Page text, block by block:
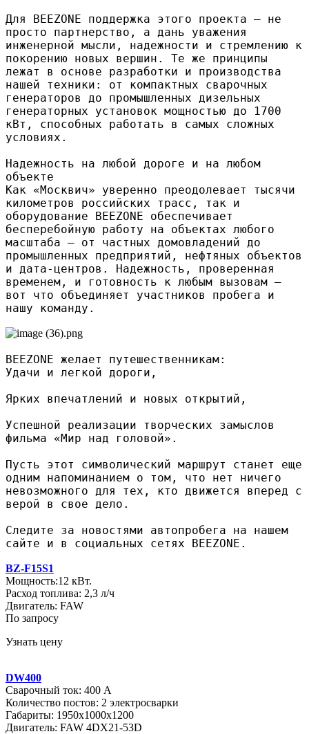
Для BEEZONE поддержка этого проекта — не
просто партнерство, а дань уважения
инженерной мысли, надежности и стремлению к
покорению новых вершин. Те же принципы
лежат в основе разработки и производства
нашей техники: от компактных сварочных
генераторов до промышленных дизельных
генераторных установок мощностью до 1700
кВт, способных работать в самых сложных
условиях.
Надежность на любой дороге и на любом
объекте
Как «Москвич» уверенно преодолевает тысячи
километров российских трасс, так и
оборудование BEEZONE обеспечивает
бесперебойную работу на объектах любого
масштаба — от частных домовладений до
промышленных предприятий, нефтяных объектов
и дата-центров. Надежность, проверенная
временем, и готовность к любым вызовам —
вот что объединяет участников пробега и
нашу команду.
BEEZONE желает путешественникам:
Удачи и легкой дороги,
Ярких впечатлений и новых открытий,
Успешной реализации творческих замыслов
фильма «Мир над головой».
Пусть этот символический маршрут станет еще
одним напоминанием о том, что нет ничего
невозможного для тех, кто движется вперед с
верой в свое дело.
Следите за новостями автопробега на нашем
сайте и в социальных сетях BEEZONE.
BZ-F15S1
Мощность:12 кВт.
Расход топлива: 2,3 л/ч
Двигатель: FAW
По запросу
Узнать цену
DW400
Сварочный ток: 400 А
Количество постов: 2 электросварки
Габариты: 1950х1000х1200
Двигатель: FAW 4DX21-53D